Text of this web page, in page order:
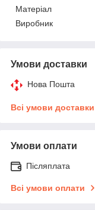
Матеріал
Виробник
Умови доставки
Нова Пошта
Всі умови доставки
Умови оплати
Післяплата
Всі умови оплати